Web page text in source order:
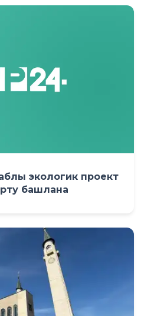
экологик проект
башлана